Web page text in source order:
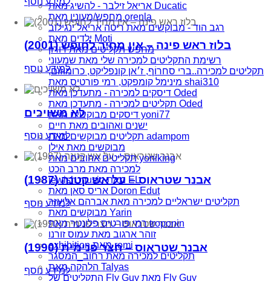
אריאל זילבר - להשיג מאת Ducatic
מחפש/מעונין מאת orenla
רגב הוד - מבוקשים מאת ריטה אריאל ינגילוב
ילדים מאת Moti
מחפש תקליטים מאת דורון
רשימת התקליטים למכירה שלי מאת שמעוני
תקליטים למכירה..ברי סחרוֹף, ז׳אן קונפליקט, כרומוזום,
מינימל קומפקט, רמי פורטיס מאת shai310
דיסקים למכירה - מתעדכן מאת Oded
תקליטים למכירה - מתעדכן מאת Oded
דיסקים מבוקשים מאת yoni77
ישנים ואהובים מאת חיים
תקליטים מבוקשים מאת adampom
מבוקשים מאת אילן
תקליטים אהובים מאת yoniking
למכירה מאת מרב הכט
jewish music מאת EL
אריס סאן מאת Doron Edut
תקליטים ישראליים למכירה מאת אברהם אליעזר
מבוקשים מאת Yarin
רמי פורטיס פלונטר מאת troponin
זוהר ארגוב מאת עמוס זורנו
exhibition מאת romi
תקליטים למכירה מאת רחוב_המסגר
הלהקה מאת Talyas
התקליטים של Fly Guy מאת Fly Guy
בלוז ראש פינה – אין מחיר לחופש (2001)
למידע נוסף
לא משויכים
למידע נוסף
אבנר שטראוס – על אש קטנה (1987)
למידע נוסף
אבנר שטראוס – חצר פנימית (1990)
למידע נוסף